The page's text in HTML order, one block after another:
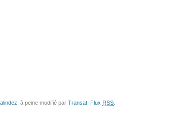
, à peine modifié par Transat Flux RSS